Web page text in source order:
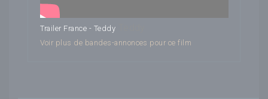
Trailer France - Teddy
Voir plus de bandes-annonces pour ce film